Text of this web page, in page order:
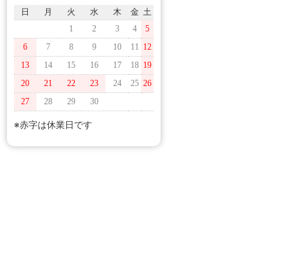
日
月 火 水 木 金 土
1
2 3 4
5
6
7 8 9 10 11 12
13
14 15 16 17 18 19
20
21 22 23 24 25 26
27
28 29 30
※赤字は休業日です